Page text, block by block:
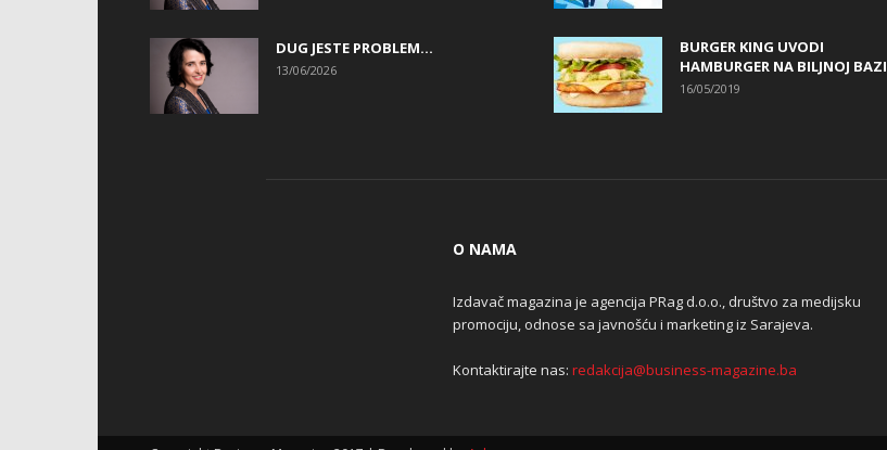
DUG JESTE PROBLEM…
13/06/2026
BURGER KING UVODI
HAMBURGER NA BILJNOJ BAZI
16/05/2019
O NAMA
Izdavač magazina je agencija PRag d.o.o., društvo za medijsku
promociju, odnose sa javnošću i marketing iz Sarajeva.
Kontaktirajte nas: redakcija@business-magazine.ba